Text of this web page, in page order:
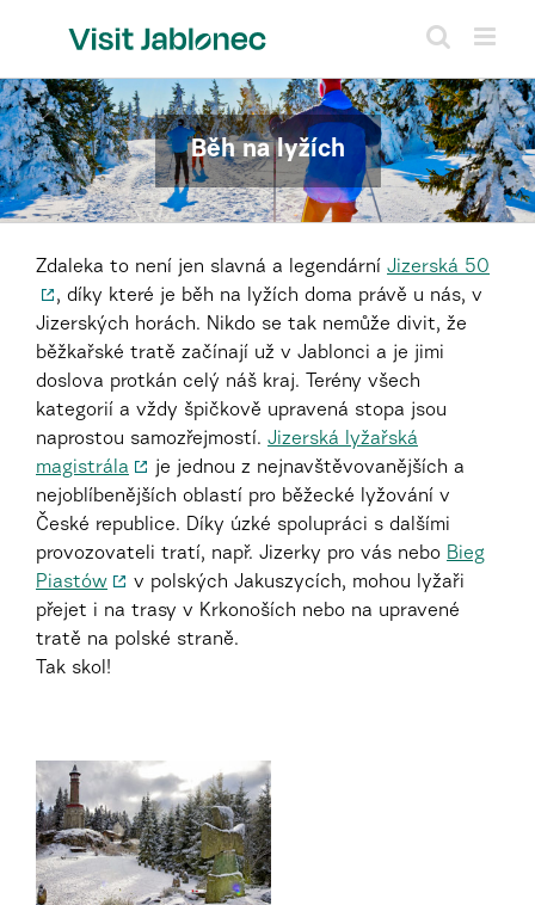
Běh na lyžích
Zdaleka to není jen slavná a legendární Jizerská 50
, díky které je běh na lyžích doma právě u nás, v
Jizerských horách. Nikdo se tak nemůže divit, že
běžkařské tratě začínají už v Jablonci a je jimi
doslova protkán celý náš kraj. Terény všech
kategorií a vždy špičkově upravená stopa jsou
naprostou samozřejmostí. Jizerská lyžařská
magistrála
je jednou z nejnavštěvovanějších a
nejoblíbenějších oblastí pro běžecké lyžování v
České republice. Díky úzké spolupráci s dalšími
provozovateli tratí, např. Jizerky pro vás nebo Bieg
Piastów
v polských Jakuszycích, mohou lyžaři
přejet i na trasy v Krkonoších nebo na upravené
tratě na polské straně.
Tak skol!